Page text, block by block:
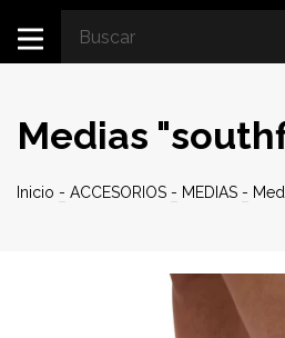
Medias
Inicio - ACCESORIOS - MEDIAS -